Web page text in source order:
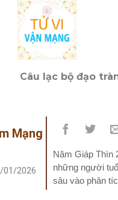
Câu lạc bộ đạo
Mạng
01/2026
Năm Giáp Thìn
những người
sâu vào phân